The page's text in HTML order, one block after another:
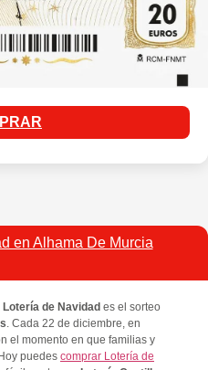
en Alhama De Murcia
Lotería de Navidad es el sorteo
. Cada 22 de diciembre, en
el momento en que familias y
puedes comprar Lotería de